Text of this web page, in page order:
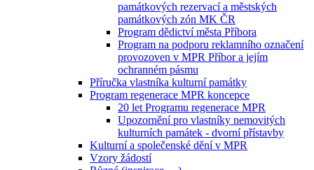
památkových rezervací a městských
památkových zón MK ČR
Program dědictví města Příbora
Program na podporu reklamního označení
provozoven v MPR Příbor a jejím
ochranném pásmu
Příručka vlastníka kulturní památky
Program regenerace MPR koncepce
20 let Programu regenerace MPR
Upozornění pro vlastníky nemovitých
kulturních památek - dvorní přístavby
Kulturní a společenské dění v MPR
Vzory žádostí